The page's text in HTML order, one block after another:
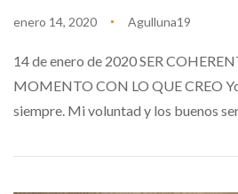
enero 14, 2020 Agulluna19
14 de enero de 2020 SER
MOMENTO CON LO QUE CREO
siempre. Mi voluntad y los buenos